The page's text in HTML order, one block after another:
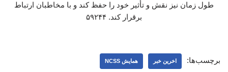
طول زمان نیز نقش و تأثیر خود را حفظ کند و با مخاطبان ارتباط
برقرار کند. ۵۹۲۴۴
برچسب‌ها: اخرین خبر همایش NCSS